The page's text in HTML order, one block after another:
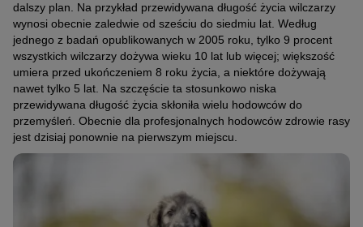
dalszy plan. Na przykład przewidywana długość życia wilczarzy
wynosi obecnie zaledwie od sześciu do siedmiu lat. Według
jednego z badań opublikowanych w 2005 roku, tylko 9 procent
wszystkich wilczarzy dożywa wieku 10 lat lub więcej; większość
umiera przed ukończeniem 8 roku życia, a niektóre dożywają
nawet tylko 5 lat. Na szczęście ta stosunkowo niska
przewidywana długość życia skłoniła wielu hodowców do
przemyśleń. Obecnie dla profesjonalnych hodowców zdrowie rasy
jest dzisiaj ponownie na pierwszym miejscu.